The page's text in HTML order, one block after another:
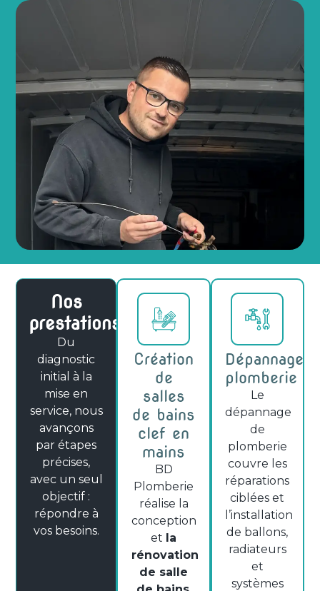
Nos
prestations
Du
diagnostic
initial à la
mise en
service, nous
avançons
par étapes
précises,
avec un seul
objectif :
répondre à
vos besoins.
Création
de
salles
de bains
clef en
mains
BD
Plomberie
réalise la
conception
et la
rénovation
de salle
Dépannage
plomberie
Le
dépannage
de
plomberie
couvre les
réparations
ciblées et
l’installation
de ballons,
radiateurs
et
systèmes